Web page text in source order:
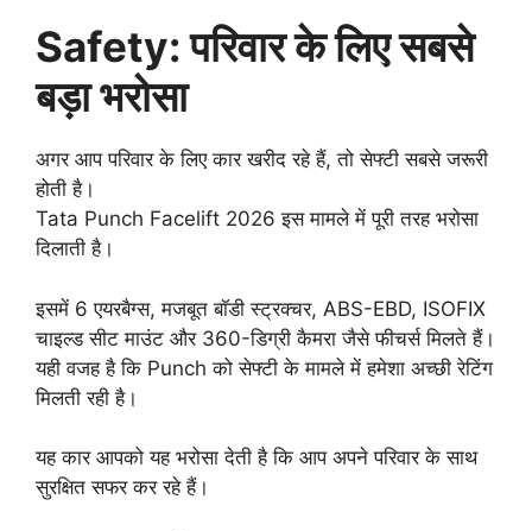
Safety: परिवार के लिए सबसे
बड़ा भरोसा
अगर आप परिवार के लिए कार खरीद रहे हैं, तो सेफ्टी सबसे जरूरी
होती है।
Tata Punch Facelift 2026 इस मामले में पूरी तरह भरोसा
दिलाती है।
इसमें 6 एयरबैग्स, मजबूत बॉडी स्ट्रक्चर, ABS-EBD, ISOFIX
चाइल्ड सीट माउंट और 360-डिग्री कैमरा जैसे फीचर्स मिलते हैं।
यही वजह है कि Punch को सेफ्टी के मामले में हमेशा अच्छी रेटिंग
मिलती रही है।
यह कार आपको यह भरोसा देती है कि आप अपने परिवार के साथ
सुरक्षित सफर कर रहे हैं।